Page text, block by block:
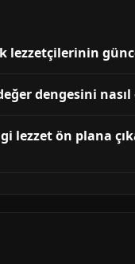
lezzetçilerinin
dengesini
lezzet ön plana